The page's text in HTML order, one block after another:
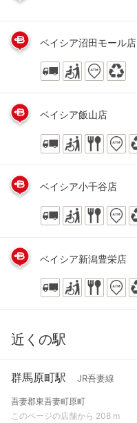
ベイシア沼田モール店
ベイシア飯山店
ベイシア小千谷店
ベイシア新潟豊栄店
近くの駅
群馬原町駅 JR吾妻線
吾妻郡東吾妻町原町
このページの店舗から 208 m